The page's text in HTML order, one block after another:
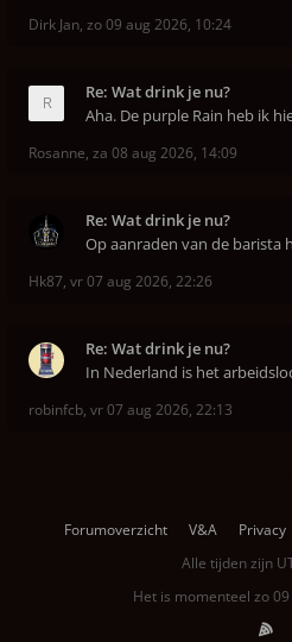
Dirk Jan, zo 09 aug 2026, 10:24
Re: Wat drink je nu?
Aha. De purple Rain heb ik
Rosanne, za 08 aug 2026, 14:09
Re: Wat drink je nu?
Op aanraden van de barista
Hk87, vr 07 aug 2026, 22:26
Re: Wat drink je nu?
In Nederland is het
robinfcb, vr 07 aug 2026, 22:13
Forumoverzicht V&A Privacy
Alle tijden zijn
Het is momenteel zo